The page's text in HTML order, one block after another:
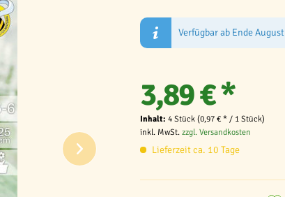
Verfügbar ab Ende August
3,89 € *
Inhalt: 4 Stück (0,97 € * / 1 Stück)
inkl. MwSt. zzgl. Versandkosten
Lieferzeit ca. 10 Tage